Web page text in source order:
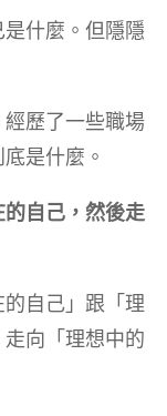
什麼。但隱隱
歷了一些職場
是什麼。
的自己，然後走
自己」跟「理
向「理想中的